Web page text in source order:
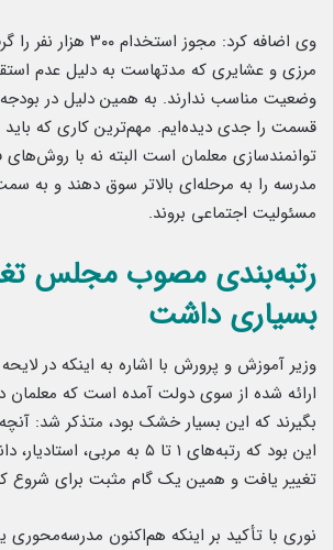
وی اضافه کرد: مجوز
مرزی و عشایری که مدتهاست به دلیل عدم
وضعیت مناسب ندارند. به همین دلیل در
قسمت را جدی دیده‌ایم. مهم‌ترین کاری که باید
توانمندسازی معلمان است البته نه با روش‌های
مدرسه را به مرحله‌ای بالاتر سوق دهند و به
مسئولیت اجتماعی بروند.
رتبه‌بندی مصوب مجلس
بسیاری داشت
وزیر آموزش و پرورش با اشاره به اینکه در
بگیرند که این بسیار خشک بود، متذکر شد:
این بود که رتبه‌های ۱ تا ۵ به
تغییر یافت و همین یک گام مثبت برای شروع
نوری با تأکید بر اینکه هم‌اکنون